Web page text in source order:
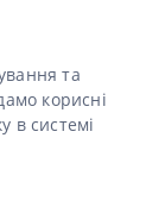
та
корисні
в системі